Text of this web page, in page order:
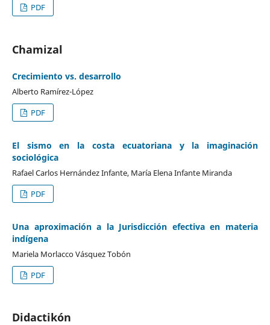
PDF
Chamizal
Crecimiento vs. desarrollo
Alberto Ramírez-López
PDF
El sismo en la costa ecuatoriana y la imaginación
sociológica
Rafael Carlos Hernández Infante, María Elena Infante Miranda
PDF
Una aproximación a la Jurisdicción efectiva en materia
indígena
Mariela Morlacco Vásquez Tobón
PDF
Didactikón